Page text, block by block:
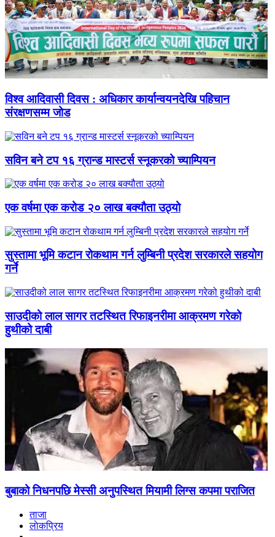
विश्व आदिवासी दिवस : अधिकार कार्यान्वयनदेखि पहिचान
संरक्षणसम्म जोड
सविन बने टप १६ ग्रान्ड मास्टर्स स्नूकरको च्याम्पियन
एक वर्षमा एक करोड २० लाख बक्यौता उठ्यो
सुस्तामा भूमि कटान रोकथाम गर्न लुम्बिनी प्रदेश सरकारले सहयोग
गर्ने
साउदीको लाल सागर तटस्थित रिफाइनरीमा आक्रमण गरेको
हुथीको दाबी
बुबाको निधनपछि मेस्सी अनुपस्थित मियामी लिग्स कपमा पराजित
ताजा
लाेकप्रिय